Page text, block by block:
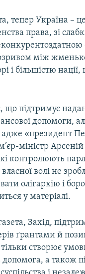
тепер Україна –
права, зі
між
і більшістю
що підтримує
допомоги,
«президент
міністр
контролюють
волі не
олігархію і
у матеріалі.
Захід,
ґрантами й
створює
допомога, а також